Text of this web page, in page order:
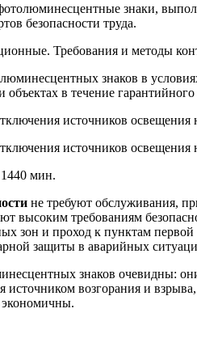
знаки,
безопасности труда.
Требования и методы
знаков в
в течение гарантийного
источников
источников
1440 мин.
не требуют обслуживания,
высоким требованиям
зон и проход к пунктам
защиты в аварийных
знаков очевидны:
источником возгорания и
экономичны.